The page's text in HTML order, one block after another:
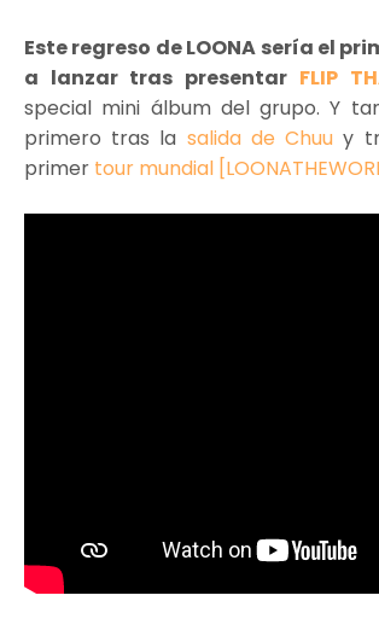
Este regreso de LOONA sería el
a lanzar tras presentar FLIP
special mini álbum del grupo. Y
primero tras la salida de Chuu y
primer tour mundial